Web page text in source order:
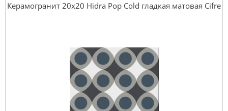
Керамогранит 20x20 Hidra Pop Cold гладкая матовая Cifre